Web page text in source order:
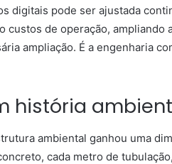
digitais pode ser ajustada
custos de operação, ampliando
ampliação. É a engenharia
história
ambiental ganhou uma
cada metro de